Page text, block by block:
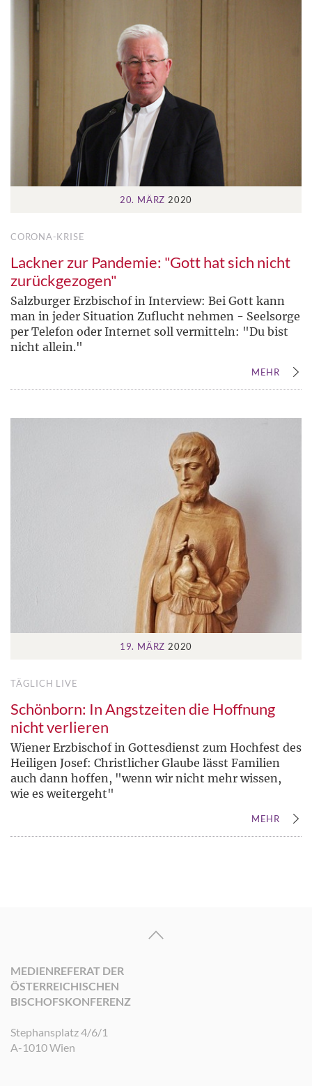
20. MÄRZ 2020
CORONA-KRISE
Lackner zur Pandemie: "Gott hat sich nicht
zurückgezogen"
Salzburger Erzbischof in Interview: Bei Gott kann
man in jeder Situation Zuflucht nehmen - Seelsorge
per Telefon oder Internet soll vermitteln: "Du bist
nicht allein."
MEHR
19. MÄRZ 2020
TÄGLICH LIVE
Schönborn: In Angstzeiten die Hoffnung
nicht verlieren
Wiener Erzbischof in Gottesdienst zum Hochfest des
Heiligen Josef: Christlicher Glaube lässt Familien
auch dann hoffen, "wenn wir nicht mehr wissen,
wie es weitergeht"
MEHR
MEDIENREFERAT DER
ÖSTERREICHISCHEN
BISCHOFSKONFERENZ
Stephansplatz 4/6/1
A-1010 Wien